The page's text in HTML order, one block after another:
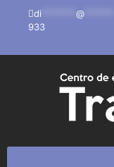
di @
933